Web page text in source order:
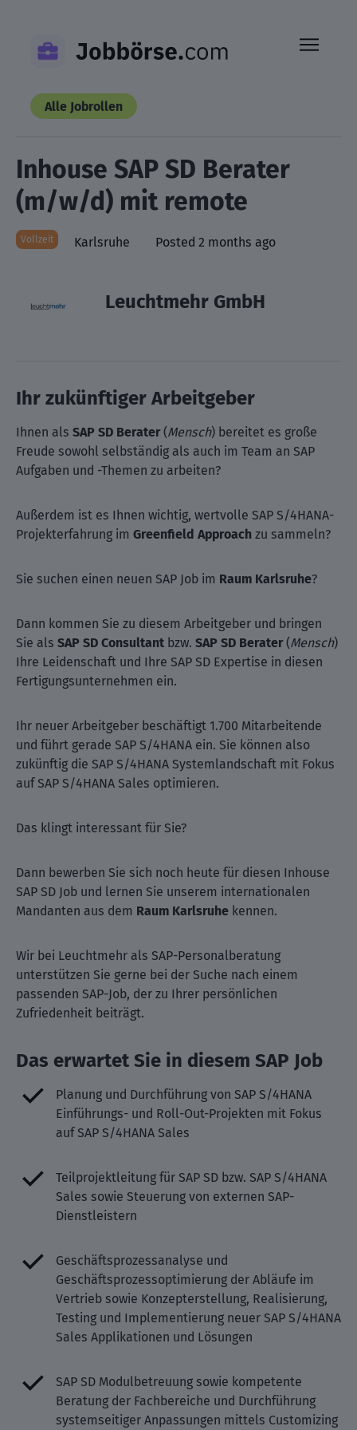
content
Alle Jobrollen
Inhouse SAP SD Berater
(m/w/d) mit remote
Vollzeit Karlsruhe Posted 2 months ago
Leuchtmehr GmbH
Ihr zukünftiger Arbeitgeber
Ihnen als SAP SD Berater(Mensch) bereitet es große
Freude sowohl selbständig als auch im Team an SAP
Aufgaben und -Themen zu arbeiten?
Außerdem ist es Ihnen wichtig, wertvolle SAP S/4HANA-
Projekterfahrung im Greenfield Approach zu sammeln?
Sie suchen einen neuen SAP Job im Raum Karlsruhe?
Dann kommen Sie zu diesem Arbeitgeber und bringen
Sie als SAP SD Consultant bzw. SAP SD Berater(Mensch)
Ihre Leidenschaft und Ihre SAP SD Expertise in diesen
Fertigungsunternehmen ein.
Ihr neuer Arbeitgeber beschäftigt 1.700 Mitarbeitende
und führt gerade SAP S/4HANA ein. Sie können also
zukünftig die SAP S/4HANA Systemlandschaft mit Fokus
auf SAP S/4HANA Sales optimieren.
Das klingt interessant für Sie?
Dann bewerben Sie sich noch heute für diesen Inhouse
SAP SD Job und lernen Sie unserem internationalen
Mandanten aus dem Raum Karlsruhe kennen.
Wir bei Leuchtmehr als SAP-Personalberatung
unterstützen Sie gerne bei der Suche nach einem
passenden SAP-Job, der zu Ihrer persönlichen
Zufriedenheit beiträgt.
Das erwartet Sie in diesem SAP Job
Planung und Durchführung von SAP S/4HANA
Einführungs- und Roll-Out-Projekten mit Fokus
auf SAP S/4HANA Sales
Teilprojektleitung für SAP SD bzw. SAP S/4HANA
Sales sowie Steuerung von externen SAP-
Dienstleistern
Geschäftsprozessanalyse und
Geschäftsprozessoptimierung der Abläufe im
Vertrieb sowie Konzepterstellung, Realisierung,
Testing und Implementierung neuer SAP S/4HANA
Sales Applikationen und Lösungen
SAP SD Modulbetreuung sowie kompetente
Beratung der Fachbereiche und Durchführung
systemseitiger Anpassungen mittels Customizing